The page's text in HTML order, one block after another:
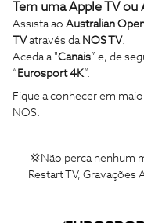
Tem uma Apple TV ou
Assista ao Australian
TV através da NOS TV.
Aceda a "Canais” e, de
“ Eurosport 4K“.
Fique a conhecer em
NOS:
💢Não perca nenhum
Restart TV, Gravações